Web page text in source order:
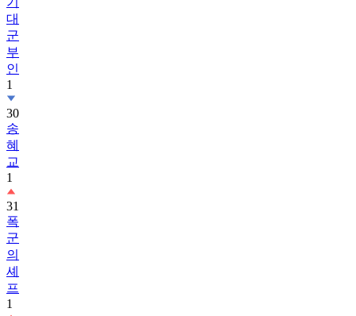
대
군
부
인
1
30
송
혜
교
1
31
폭
군
의
셰
프
1